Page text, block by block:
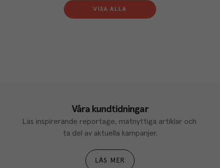
VISA ALLA
Våra kundtidningar
Läs inspirerande reportage, matnyttiga artiklar och
ta del av aktuella kampanjer.
LÄS MER